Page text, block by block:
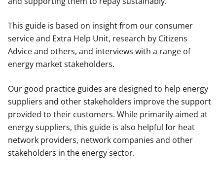
This guide is based on insight from our consumer
service and Extra Help Unit, research by Citizens
Advice and others, and interviews with a range of
energy market stakeholders.
Our good practice guides are designed to help energy
suppliers and other stakeholders improve the support
provided to their customers. While primarily aimed at
energy suppliers, this guide is also helpful for heat
network providers, network companies and other
stakeholders in the energy sector.